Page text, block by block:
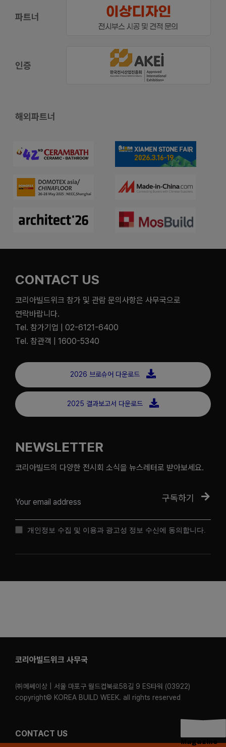
파트너
인증
해외파트너
CONTACT US
코리아빌드위크 참가 및 관람 문의사항은 사무국으로
연락바랍니다.
Tel. 참가기업 | 02-6121-6400
Tel. 참관객 | 1600-5340
2026 브로슈어 다운로드
2025 결과보고서 다운로드
NEWSLETTER
코리아빌드의 다양한 전시회 소식을 뉴스레터로 받아보세요.
구독하기
개인정보 수집 및 이용과 광고성 정보 수신에 동의합니다.
코리아빌드위크 사무국
㈜메쎄이상 | 서울 마포구 월드컵북로58길 9 ES타워 (03922)
copyright© KOREA BUILD WEEK. all rights reserved
CONTACT US
Magazine